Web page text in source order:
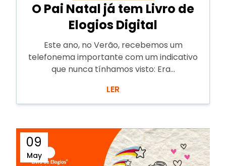
O Pai Natal já tem Livro de
Elogios Digital
Este ano, no Verão, recebemos um
telefonema importante com um indicativo
que nunca tínhamos visto: Era...
LER
09
May